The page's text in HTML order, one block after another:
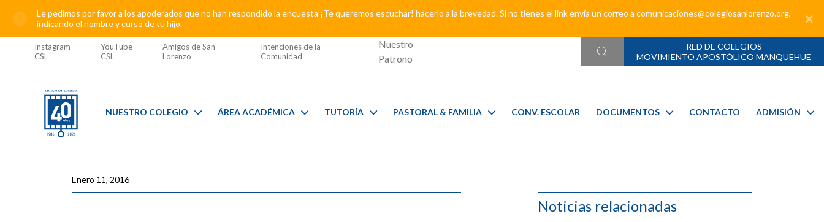
Le pedimos por favor a los apoderados que no han respondido la encuesta ¡Te queremos escuchar! hacerlo a la brevedad. Si no tienes el link envía un correo a comunicaciones@colegiosanlorenzo.org,
indicando el nombre y curso de tu hijo.
×
Instagram
CSL
YouTube
CSL
Amigos de San
Lorenzo
Intenciones de la
Comunidad
Nuestro
Patrono
RED DE COLEGIOS
MOVIMIENTO APOSTÓLICO MANQUEHUE
NUESTRO COLEGIO ÁREA ACADÉMICA TUTORÍA PASTORAL & FAMILIA CONV. ESCOLAR DOCUMENTOS CONTACTO ADMISIÓN
Enero 11, 2016
Noticias relacionadas